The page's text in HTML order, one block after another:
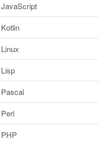
JavaScript
Kotlin
Linux
Lisp
Pascal
Perl
PHP